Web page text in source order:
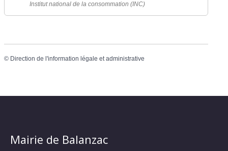
Institut national de la consommation (INC)
© Direction de l'information légale et administrative
Mairie de Balanzac